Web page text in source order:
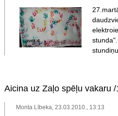
Aicina uz Zaļo spēļu vakaru /
Monta Lībeka, 23.03.2010., 13:13